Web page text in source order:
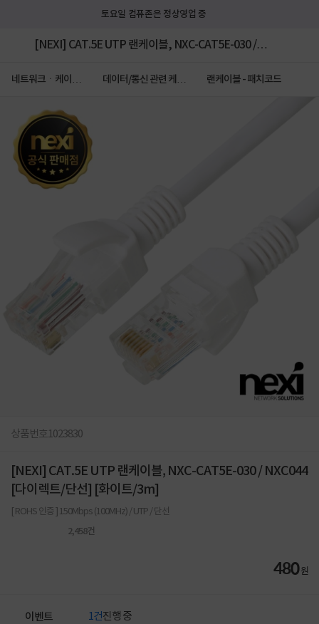
토요일 컴퓨존은 정상영업 중
[NEXI] CAT.5E UTP 랜케이블, NXC-CAT5E-030 /
네트워크ㆍ케이블
데이터/통신 관련 케이
랜케이블 - 패치코드
상품번호1023830
[NEXI] CAT.5E UTP 랜케이블, NXC-CAT5E-030 / NXC044
[다이렉트/단선] [화이트/3m]
[ ROHS 인증 ] 150Mbps (100MHz) / UTP / 단선
2,458건
480원
이벤트 1건진행 중